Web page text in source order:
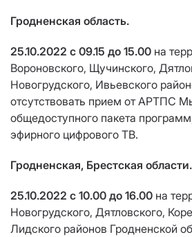
Гродненская область.
25.10.2022 с 09.15 до 15.00 на
Вороновского, Щучинского,
Новогрудского, Ивьевского
отсутствовать прием от АРТПС
общедоступного пакета
эфирного цифрового ТВ.
Гродненская, Брестская области.
25.10.2022 с 10.00 до 16.00 на
Новогрудского, Дятловского,
Лидского районов Гродненской